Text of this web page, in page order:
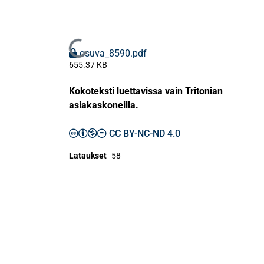
Ladataan...
osuva_8590.pdf
655.37 KB
Kokoteksti luettavissa vain Tritonian
asiakaskoneilla.
CC BY-NC-ND 4.0
Lataukset 58